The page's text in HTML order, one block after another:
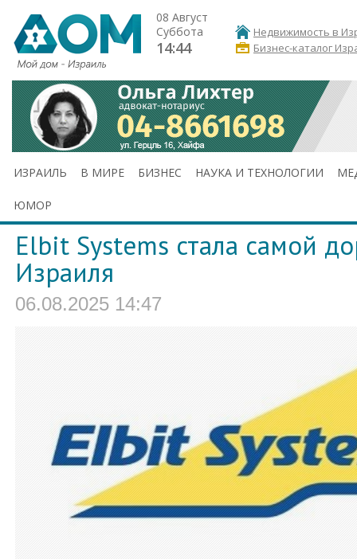
08 Август
Суббота
14:44
Недвижимость в
Бизнес-каталог
ИЗРАИЛЬ В МИРЕ БИЗНЕС НАУКА И ТЕХНОЛОГИИ
ЮМОР
Elbit Systems стала самой
Израиля
06.08.2025 14:47